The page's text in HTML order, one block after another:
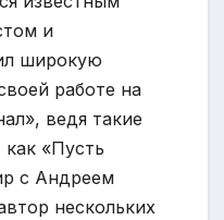
и
широкую
работе на
ведя такие
«Пусть
с Андреем
нескольких